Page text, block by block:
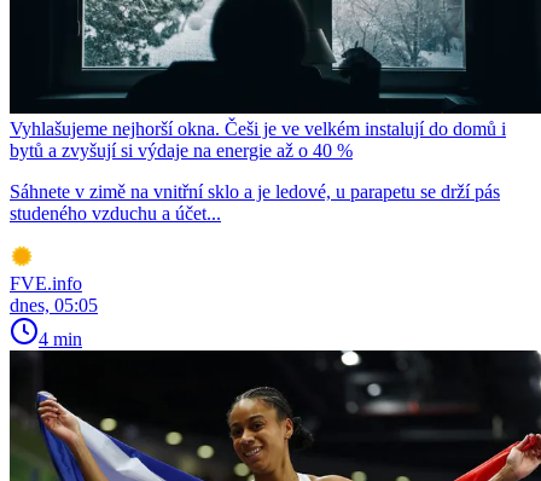
Vyhlašujeme nejhorší okna. Češi je ve velkém instalují do domů i
bytů a zvyšují si výdaje na energie až o 40 %
Sáhnete v zimě na vnitřní sklo a je ledové, u parapetu se drží pás
studeného vzduchu a účet...
FVE.info
dnes, 05:05
4 min